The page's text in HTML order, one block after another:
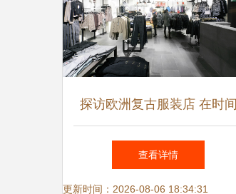
探访欧洲复古服装店 在时间
褶皱里寻找独特的精致感
查看详情
更新时间：2026-08-06 18:34:31